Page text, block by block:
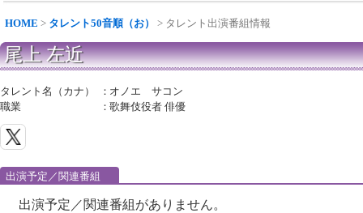
HOME > タレント50音順（お） > タレント出演番組情報
尾上 左近
タレント名（カナ） ： オノエ サコン
職業
：歌舞伎役者 俳優
出演予定／関連番組
出演予定／関連番組がありません。